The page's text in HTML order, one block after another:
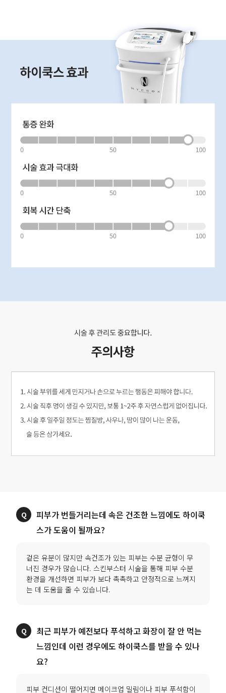
피부가 번들거리는데 속은 건조한 느낌에도 하이쿡
스가 도움이 될까요?
겉은 유분이 많지만 속건조가 있는 피부는 수분 균형이 무
너진 경우가 많습니다. 스킨부스터 시술을 통해 피부 수분
환경을 개선하면 피부가 보다 촉촉하고 안정적으로 느껴지
는 데 도움을 줄 수 있습니다.
최근 피부가 예전보다 푸석하고 화장이 잘 안 먹는
느낌인데 이런 경우에도 하이쿡스를 받을 수 있나
요?
피부 컨디션이 떨어지면 메이크업 밀림이나 피부 푸석함이